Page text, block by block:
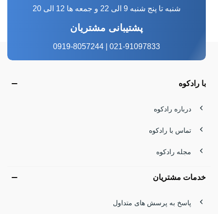
شنبه تا پنج شنبه 9 الی 22 و جمعه ها 12 الی 20
پشتیبانی مشتریان
021-91097833 | 0919-8057244
با رادکوه
درباره رادکوه
تماس با رادکوه
مجله رادکوه
خدمات مشتریان
پاسخ به پرسش های متداول